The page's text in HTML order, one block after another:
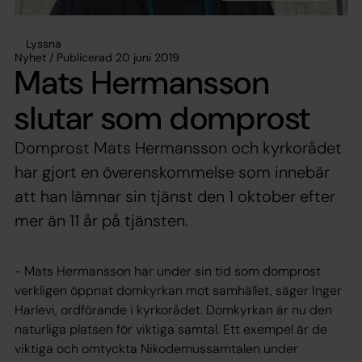
Lyssna
Nyhet / Publicerad 20 juni 2019
Mats Hermansson
slutar som domprost
Domprost Mats Hermansson och kyrkorådet
har gjort en överenskommelse som innebär
att han lämnar sin tjänst den 1 oktober efter
mer än 11 år på tjänsten.
- Mats Hermansson har under sin tid som domprost
verkligen öppnat domkyrkan mot samhället, säger Inger
Harlevi, ordförande i kyrkorådet. Domkyrkan är nu den
naturliga platsen för viktiga samtal. Ett exempel är de
viktiga och omtyckta Nikodemussamtalen under